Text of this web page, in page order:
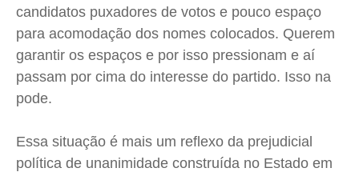
candidatos puxadores de votos e pouco espaço
para acomodação dos nomes colocados. Querem
garantir os espaços e por isso pressionam e aí
passam por cima do interesse do partido. Isso na
pode.
Essa situação é mais um reflexo da prejudicial
política de unanimidade construída no Estado em